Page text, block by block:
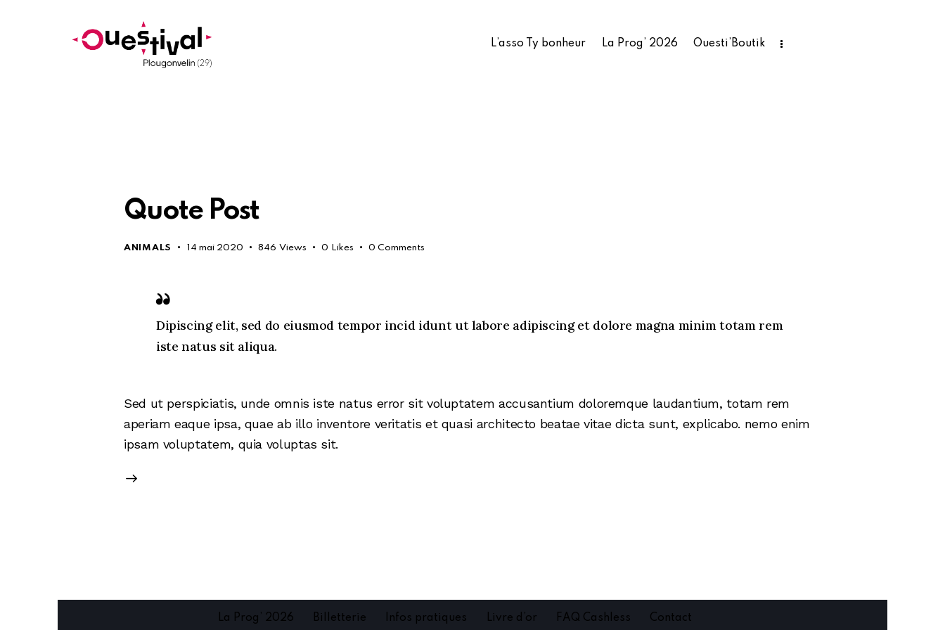
L’asso Ty bonheur La Prog’ 2026 Ouesti’Boutik
Quote Post
ANIMALS 14 mai 2020 846 Views 0 Likes 0 Comments
Dipiscing elit, sed do eiusmod tempor incid idunt ut labore adipiscing et dolore magna minim totam rem
iste natus sit aliqua.
Sed ut perspiciatis, unde omnis iste natus error sit voluptatem accusantium doloremque laudantium, totam rem
aperiam eaque ipsa, quae ab illo inventore veritatis et quasi architecto beatae vitae dicta sunt, explicabo. nemo enim
ipsam voluptatem, quia voluptas sit.
La Prog’ 2026 Billetterie Infos pratiques Livre d’or FAQ Cashless Contact